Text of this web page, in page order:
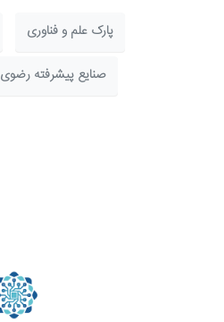
پارک علم و فناوری
صنایع پیشرفته رضوی